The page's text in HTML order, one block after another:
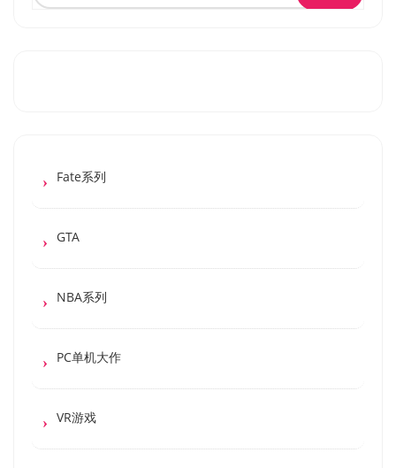
Fate系列
GTA
NBA系列
PC单机大作
VR游戏